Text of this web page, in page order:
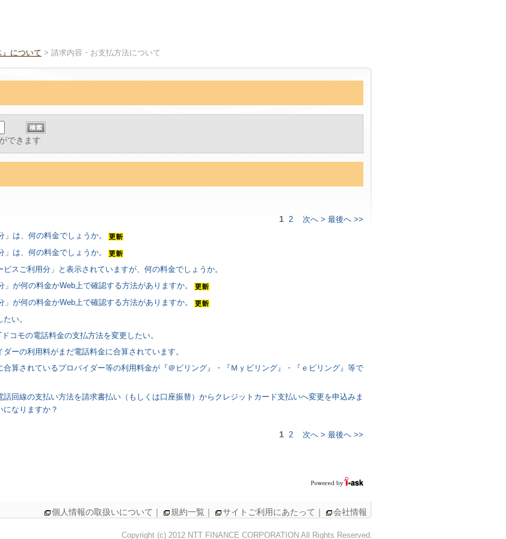
』について > 請求内容・お支払方法について
できます
1 2 次へ > 最後へ >>
は、何の料金でしょうか。
は、何の料金でしょうか。
スご利用分」と表示されていますが、何の料金でしょうか。
」が何の料金かWeb上で確認する方法がありますか。
」が何の料金かWeb上で確認する方法がありますか。
い。
コモの電話料金の支払方法を変更したい。
ーの利用料がまだ電話料金に合算されています。
合算されているプロバイダー等の利用料金が『＠ビリング』・『Ｍｙビリング』・『ｅビリング』等で
話回線の支払い方法を請求書払い（もしくは口座振替）からクレジットカード支払いへ変更を申込みま
になりますか？
1 2 次へ > 最後へ >>
個人情報の取扱いについて ｜ 規約一覧 ｜ サイトご利用にあたって ｜ 会社情報
Copyright (c) 2012 NTT FINANCE CORPORATION All Rights Reserved.